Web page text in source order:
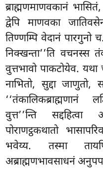
ब्राह्मणमाणवकानं
द्वेपि माणवका
तिण्णम्पि वेदानं पारगुनो
निक्खन्ता’’ति वचनस्स
वुत्तभावो पाकटोयेव. यथा
नाभितो, सुद्दा जाणुतो,
‘‘तंकालिकब्राह्मणानं
वुत्त’’न्ति
पोराणट्ठकथातो
भवेय्य. तस्मा
अब्राह्मणभावसाधनं